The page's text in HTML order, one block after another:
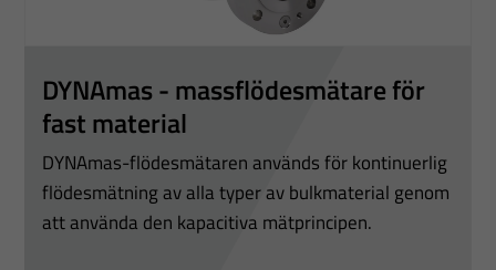
DYNAmas - massflödesmätare för
fast material
DYNAmas-flödesmätaren används för kontinuerlig
flödesmätning av alla typer av bulkmaterial genom
att använda den kapacitiva mätprincipen.